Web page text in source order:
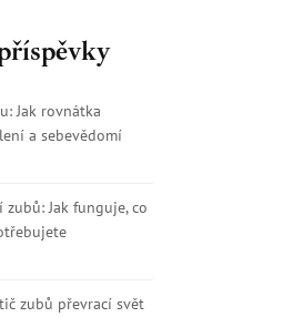
Jak rovnátka
a sebevědomí
Jak funguje, co
zubů převrací svět